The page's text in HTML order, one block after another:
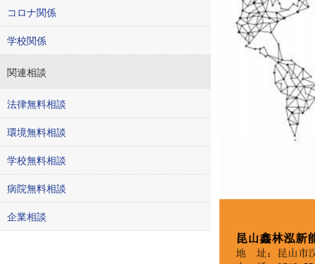
コロナ関係
学校関係
関連相談
法律無料相談
環境無料相談
学校無料相談
病院無料相談
企業相談